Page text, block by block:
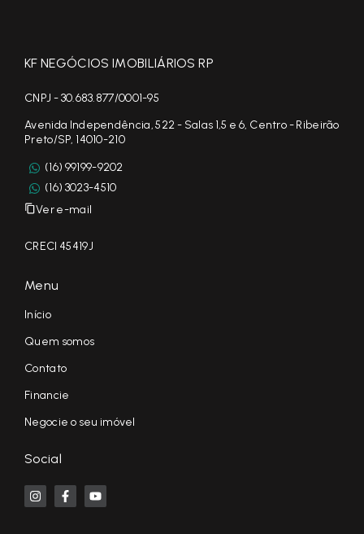
KF NEGÓCIOS IMOBILIÁRIOS RP
CNPJ - 30.683.877/0001-95
Avenida Independência, 522 - Salas 1,5 e 6, Centro - Ribeirão
Preto/SP, 14010-210
(16) 99199-9202
(16) 3023-4510
Ver e-mail
CRECI 45419J
Menu
Início
Quem somos
Contato
Financie
Negocie o seu imóvel
Social